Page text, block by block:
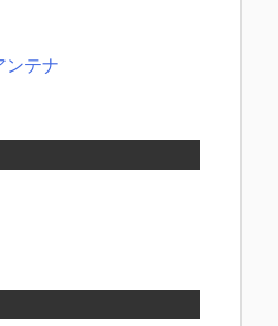
ンテナ